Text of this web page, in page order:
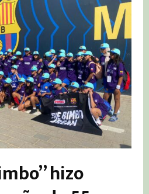
hizo